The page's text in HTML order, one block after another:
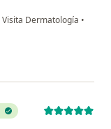
Visita Dermatología •